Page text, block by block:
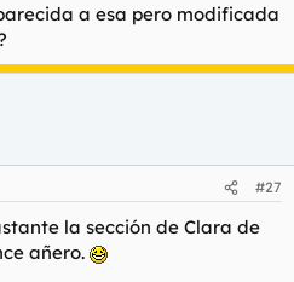
a esa pero modificada
#27
la sección de Clara de
añero.